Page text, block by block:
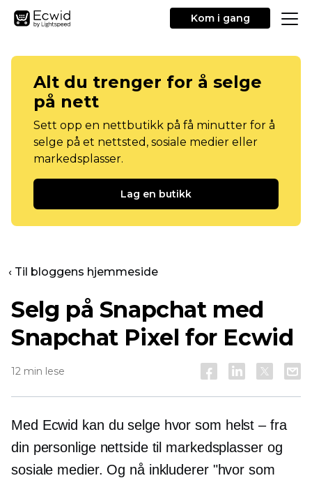
Kom i gang
Alt du trenger for å selge
på nett
Sett opp en nettbutikk på få minutter for å
selge på et nettsted, sosiale medier eller
markedsplasser.
Lag en butikk
‹ Til bloggens hjemmeside
Selg på Snapchat med
Snapchat Pixel for Ecwid
12 min lese
Med Ecwid kan du selge hvor som helst – fra
din personlige nettside til markedsplasser og
sosiale medier. Og nå inkluderer "hvor som